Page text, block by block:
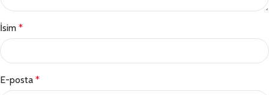
İsim *
E-posta *